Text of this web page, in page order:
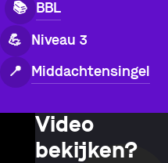
📚 BBL
💪 Niveau 3
📍 Middachtensingel
Video
bekijken?